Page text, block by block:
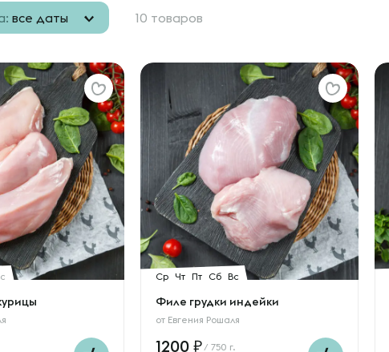
все даты 10 товаров
Ср Чт Пт Сб Вс
Филе грудки индейки
от Евгения Рошаля
1200 / 750 г.